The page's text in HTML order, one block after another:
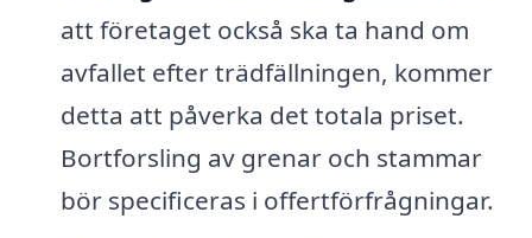
att företaget också ska ta hand om
avfallet efter trädfällningen, kommer
detta att påverka det totala priset.
Bortforsling av grenar och stammar
bör specificeras i offertförfrågningar.